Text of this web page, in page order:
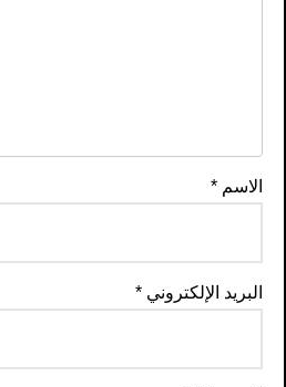
الاسم*
البريد الإلكتروني*